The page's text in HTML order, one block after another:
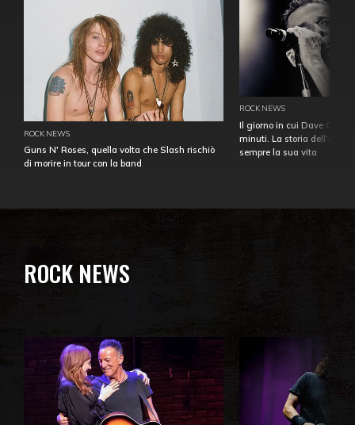
ROCK NEWS
Guns N' Roses, quella volta che Slash rischiò
di morire in tour con la band
ROCK NEWS
Il giorno in cui Dave
minuti. La storia
sempre la sua vita
ROCK NEWS